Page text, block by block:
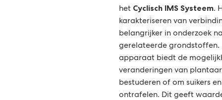
het Cyclisch IMS Systeem.
karakteriseren van
belangrijker in onderzoek
gerelateerde grondstoffen.
apparaat biedt de
veranderingen van
bestuderen of om suikers
ontrafelen. Dit geeft